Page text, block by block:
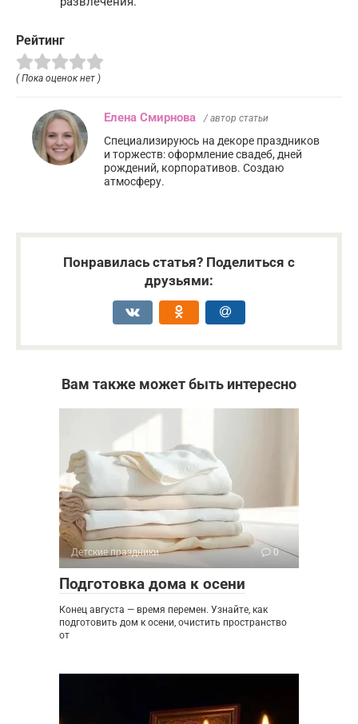
Рейтинг
( Пока оценок нет )
Елена Смирнова / автор статьи
Специализируюсь на декоре праздников
и торжеств: оформление свадеб, дней
рождений, корпоративов. Создаю
атмосферу.
Понравилась статья? Поделиться с
друзьями:
Вам также может быть интересно
Детские праздники 0
Подготовка дома к осени
Конец августа — время перемен. Узнайте, как
подготовить дом к осени, очистить пространство
от